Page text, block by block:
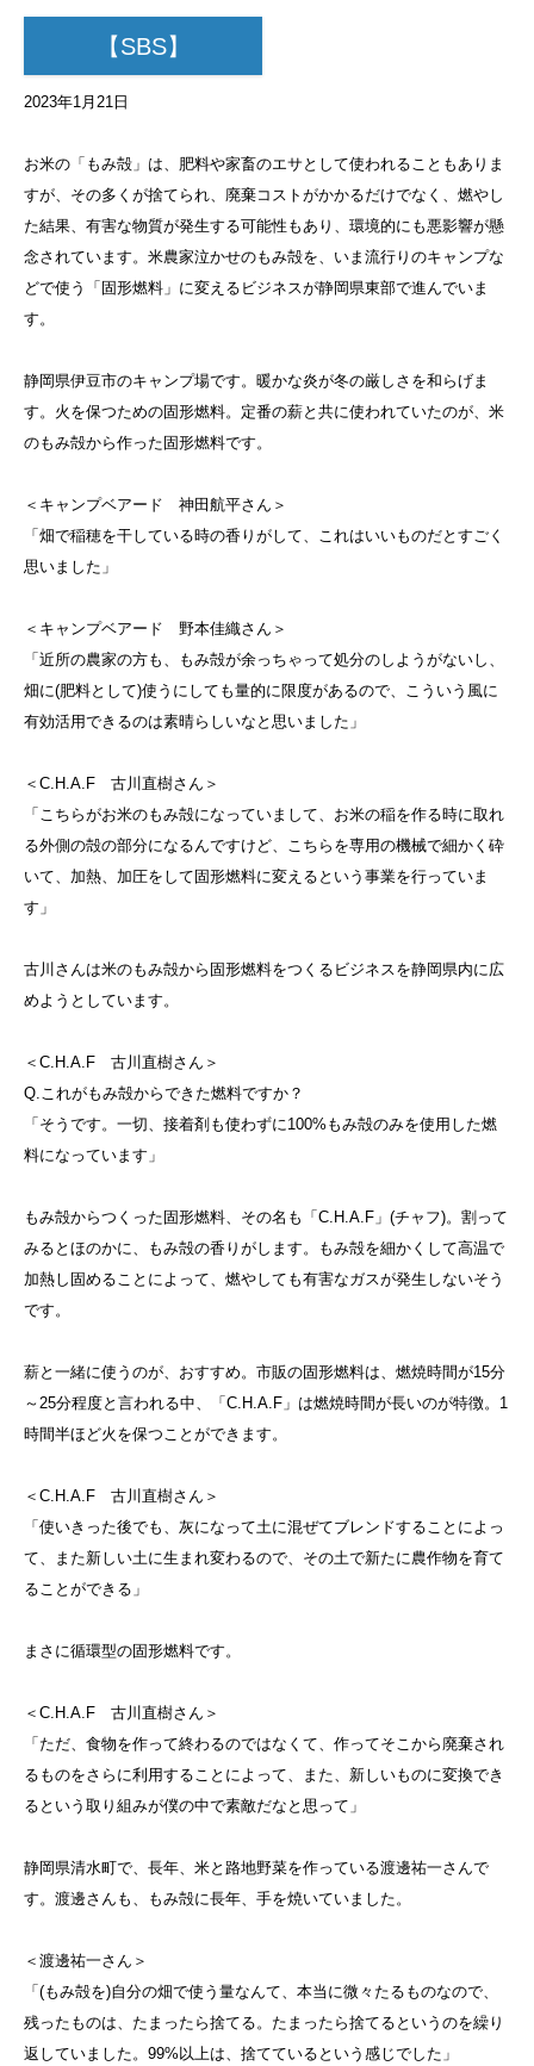
【SBS】
2023年1月21日
お米の「もみ殻」は、肥料や家畜のエサとして使われることもありま
すが、その多くが捨てられ、廃棄コストがかかるだけでなく、燃やし
た結果、有害な物質が発生する可能性もあり、環境的にも悪影響が懸
念されています。米農家泣かせのもみ殻を、いま流行りのキャンプな
どで使う「固形燃料」に変えるビジネスが静岡県東部で進んでいま
す。
静岡県伊豆市のキャンプ場です。暖かな炎が冬の厳しさを和らげま
す。火を保つための固形燃料。定番の薪と共に使われていたのが、米
のもみ殻から作った固形燃料です。
＜キャンプベアード 神田航平さん＞
「畑で稲穂を干している時の香りがして、これはいいものだとすごく
思いました」
＜キャンプベアード 野本佳織さん＞
「近所の農家の方も、もみ殻が余っちゃって処分のしようがないし、
畑に(肥料として)使うにしても量的に限度があるので、こういう風に
有効活用できるのは素晴らしいなと思いました」
＜C.H.A.F 古川直樹さん＞
「こちらがお米のもみ殻になっていまして、お米の稲を作る時に取れ
る外側の殻の部分になるんですけど、こちらを専用の機械で細かく砕
いて、加熱、加圧をして固形燃料に変えるという事業を行っていま
す」
古川さんは米のもみ殻から固形燃料をつくるビジネスを静岡県内に広
めようとしています。
＜C.H.A.F 古川直樹さん＞
Q.これがもみ殻からできた燃料ですか？
「そうです。一切、接着剤も使わずに100%もみ殻のみを使用した燃
料になっています」
もみ殻からつくった固形燃料、その名も「C.H.A.F」(チャフ)。割って
みるとほのかに、もみ殻の香りがします。もみ殻を細かくして高温で
加熱し固めることによって、燃やしても有害なガスが発生しないそう
です。
薪と一緒に使うのが、おすすめ。市販の固形燃料は、燃焼時間が15分
～25分程度と言われる中、「C.H.A.F」は燃焼時間が長いのが特徴。1
時間半ほど火を保つことができます。
＜C.H.A.F 古川直樹さん＞
「使いきった後でも、灰になって土に混ぜてブレンドすることによっ
て、また新しい土に生まれ変わるので、その土で新たに農作物を育て
ることができる」
まさに循環型の固形燃料です。
＜C.H.A.F 古川直樹さん＞
「ただ、食物を作って終わるのではなくて、作ってそこから廃棄され
るものをさらに利用することによって、また、新しいものに変換でき
るという取り組みが僕の中で素敵だなと思って」
静岡県清水町で、長年、米と路地野菜を作っている渡邊祐一さんで
す。渡邊さんも、もみ殻に長年、手を焼いていました。
＜渡邊祐一さん＞
「(もみ殻を)自分の畑で使う量なんて、本当に微々たるものなので、
残ったものは、たまったら捨てる。たまったら捨てるというのを繰り
返していました。99%以上は、捨てているという感じでした」